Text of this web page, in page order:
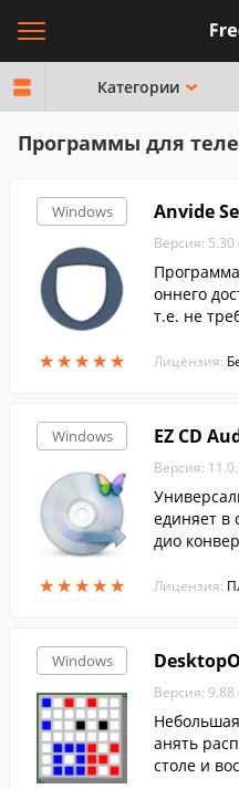
Категории
Программы для
Windows
★★★★★
★★★★★
Anvide
Версия:
оннего
т.е. не
Лицензия:
Windows
★★★★★
★★★★★
EZ CD
Версия:
единяет в
дио
Лицензия:
Windows
Версия:
анять
столе и